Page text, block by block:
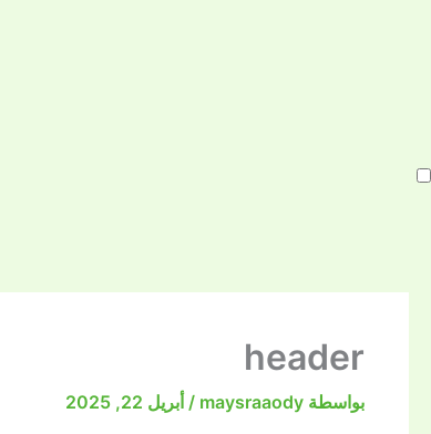
header
بواسطة maysraaody
/ أبريل 22, 2025